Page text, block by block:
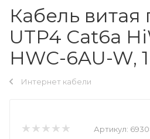
Кабель витая
UTP4 Cat6a
HWC-6AU-W,
Интернет кабели
Артикул: